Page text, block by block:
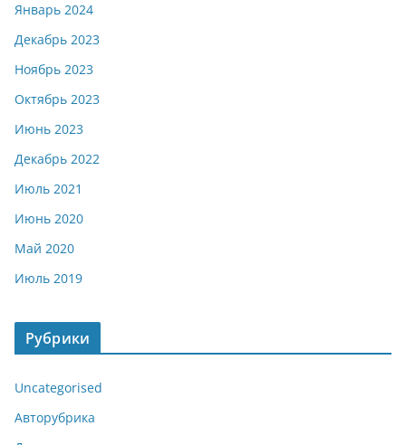
Январь 2024
Декабрь 2023
Ноябрь 2023
Октябрь 2023
Июнь 2023
Декабрь 2022
Июль 2021
Июнь 2020
Май 2020
Июль 2019
Рубрики
Uncategorised
Авторубрика